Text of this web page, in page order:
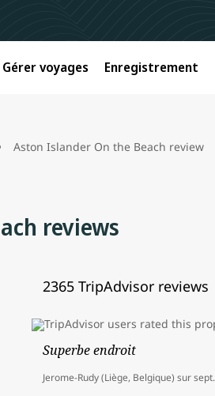
Gérer voyages Enregistrement
Aston Islander On the Beach review
reviews
2365 TripAdvisor reviews
Superbe endroit
Jerome-Rudy (Liège, Belgique) sur